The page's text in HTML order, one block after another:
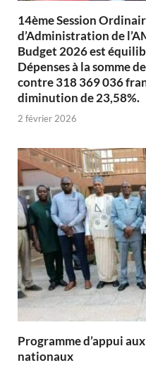
14ème Session
d’Administration de
Budget 2026 est
Dépenses à la somme
contre 318 369 036
diminution de 23,58%.
2 février 2026
Programme d’appui
nationaux